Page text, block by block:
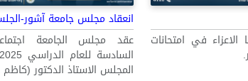
في امتحانات
انعقاد مجلس جامعة آشور-
عقد مجلس الجامعة
المجلس الاستاذ الدكتور